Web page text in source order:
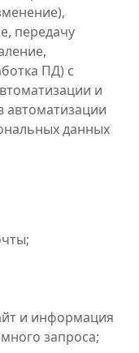
передачу
ПД) с
и
автоматизации
данных
и информация
запроса;